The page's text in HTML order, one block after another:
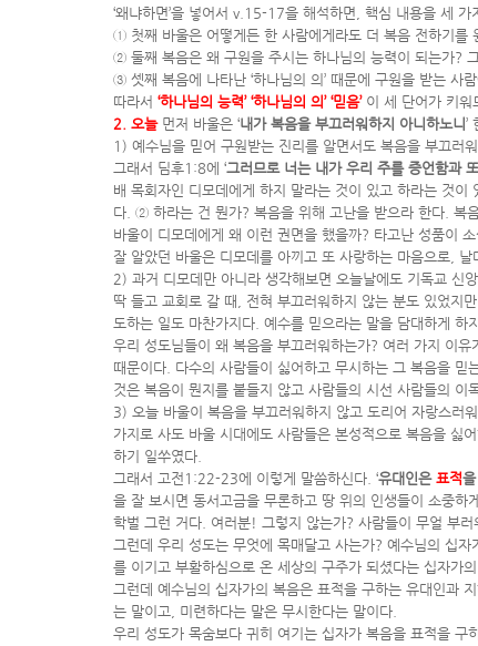
‘왜냐하면’을 넣어서 v.15-17을 해석하면, 핵심 내용을 세 가
① 첫째 바울은 어떻게든 한 사람에게라도 더 복음 전하기를
② 둘째 복음은 왜 구원을 주시는 하나님의 능력이 되는가?
③ 셋째 복음에 나타난 ‘하나님의 의’ 때문에 구원을 받는 사
따라서 ‘하나님의 능력’ ‘하나님의 의’ ‘믿음’이 세 단어가 키워
2. 오늘 먼저 바울은 ‘내가 복음을 부끄러워하지 아니하노니’
1) 예수님을 믿어 구원받는 진리를 알면서도 복음을 부끄러
그래서 딤후1:8에 ‘그러므로 너는 내가 우리 주를 증언함과
배 목회자인 디모데에게 하지 말라는 것이 있고 하라는 것
다. ② 하라는 건 뭔가? 복음을 위해 고난을 받으라 한다. 복
바울이 디모데에게 왜 이런 권면을 했을까? 타고난 성품이
잘 알았던 바울은 디모데를 아끼고 또 사랑하는 마음으로,
2) 과거 디모데만 아니라 생각해보면 오늘날에도 기독교 신
딱 들고 교회로 갈 때, 전혀 부끄러워하지 않는 분도 있었지
도하는 일도 마찬가지다. 예수를 믿으라는 말을 담대하게 하
우리 성도님들이 왜 복음을 부끄러워하는가? 여러 가지 이
때문이다. 다수의 사람들이 싫어하고 무시하는 그 복음을
것은 복음이 뭔지를 붙들지 않고 사람들의 시선 사람들의 이
3) 오늘 바울이 복음을 부끄러워하지 않고 도리어 자랑스러
가지로 사도 바울 시대에도 사람들은 본성적으로 복음을 싫
하기 일쑤였다.
그래서 고전1:22-23에 이렇게 말씀하신다. ‘유대인은 표적
을 잘 보시면 동서고금을 무론하고 땅 위의 인생들이 소중
학벌 그런 거다. 여러분! 그렇지 않는가? 사람들이 무얼 부
그런데 우리 성도는 무엇에 목매달고 사는가? 예수님의 십
를 이기고 부활하심으로 온 세상의 구주가 되셨다는 십자가
그런데 예수님의 십자가의 복음은 표적을 구하는 유대인과
는 말이고, 미련하다는 말은 무시한다는 말이다.
우리 성도가 목숨보다 귀히 여기는 십자가 복음을 표적을 구